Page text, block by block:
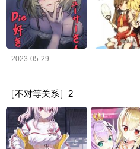
2023-05-29
［不对等关系］2